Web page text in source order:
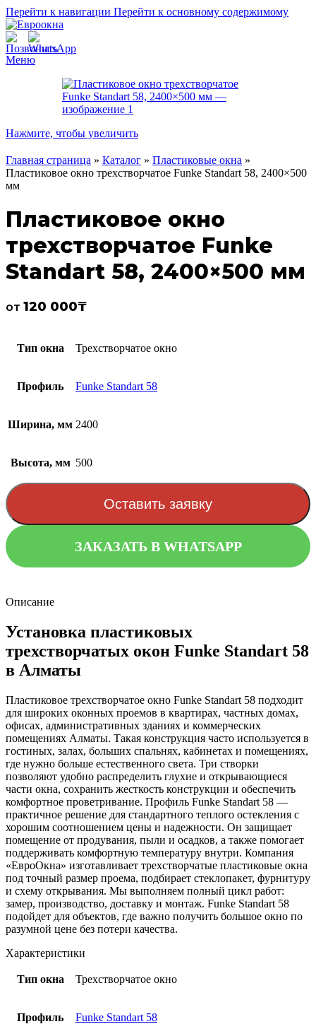
Перейти к навигации Перейти к основному содержимому
Меню
Нажмите, чтобы увеличить
Главная страница » Каталог » Пластиковые окна »
Пластиковое окно трехстворчатое Funke Standart 58, 2400×500
мм
Пластиковое окно
трехстворчатое Funke
Standart 58, 2400×500 мм
от 120 000₸
Тип окна Трехстворчатое окно
Профиль Funke Standart 58
Ширина, мм 2400
Высота, мм 500
Оставить заявку
ЗАКАЗАТЬ В WHATSAPP
Описание
Установка пластиковых
трехстворчатых окон Funke Standart 58
в Алматы
Пластиковое трехстворчатое окно Funke Standart 58 подходит
для широких оконных проемов в квартирах, частных домах,
офисах, административных зданиях и коммерческих
помещениях Алматы. Такая конструкция часто используется в
гостиных, залах, больших спальнях, кабинетах и помещениях,
где нужно больше естественного света. Три створки
позволяют удобно распределить глухие и открывающиеся
части окна, сохранить жесткость конструкции и обеспечить
комфортное проветривание. Профиль Funke Standart 58 —
практичное решение для стандартного теплого остекления с
хорошим соотношением цены и надежности. Он защищает
помещение от продувания, пыли и осадков, а также помогает
поддерживать комфортную температуру внутри. Компания
«ЕвроОкна» изготавливает трехстворчатые пластиковые окна
под точный размер проема, подбирает стеклопакет, фурнитуру
и схему открывания. Мы выполняем полный цикл работ:
замер, производство, доставку и монтаж. Funke Standart 58
подойдет для объектов, где важно получить большое окно по
разумной цене без потери качества.
Характеристики
Тип окна Трехстворчатое окно
Профиль Funke Standart 58